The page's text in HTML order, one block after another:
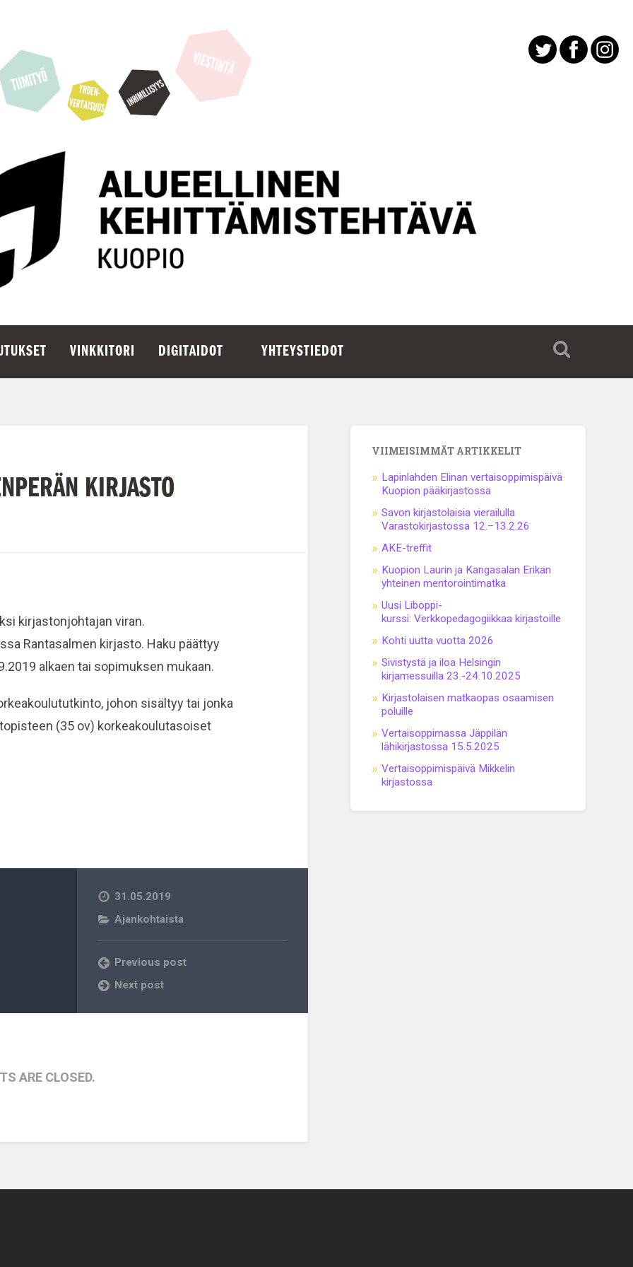
VINKKITORI DIGITAIDOT YHTEYSTIEDOT
KIRJASTO
kirjastonjohtajan viran.
Rantasalmen kirjasto. Haku päättyy
alkaen tai sopimuksen mukaan.
johon sisältyy tai jonka
(35 ov) korkeakoulutasoiset
31.05.2019
Ajankohtaista
Previous post
Next post
ARE CLOSED.
VIIMEISIMMÄT ARTIKKELIT
Lapinlahden Elinan vertaisoppimispäivä
Kuopion pääkirjastossa
Savon kirjastolaisia vierailulla
Varastokirjastossa 12.–13.2.26
AKE-treffit
Kuopion Laurin ja Kangasalan Erikan
yhteinen mentorointimatka
Uusi Liboppi-
kurssi: Verkkopedagogiikkaa kirjastoille
Kohti uutta vuotta 2026
Sivistystä ja iloa Helsingin
kirjamessuilla 23.-24.10.2025
Kirjastolaisen matkaopas osaamisen
poluille
Vertaisoppimassa Jäppilän
lähikirjastossa 15.5.2025
Vertaisoppimispäivä Mikkelin
kirjastossa